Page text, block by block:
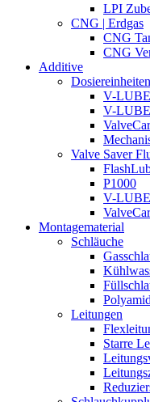
LPI
CNG | Erdgas
CNG
CNG
Additive
V-
V-
Valve Saver
P1000
V-LUBE
Montagematerial
Schläuche
Leitungen
Starre